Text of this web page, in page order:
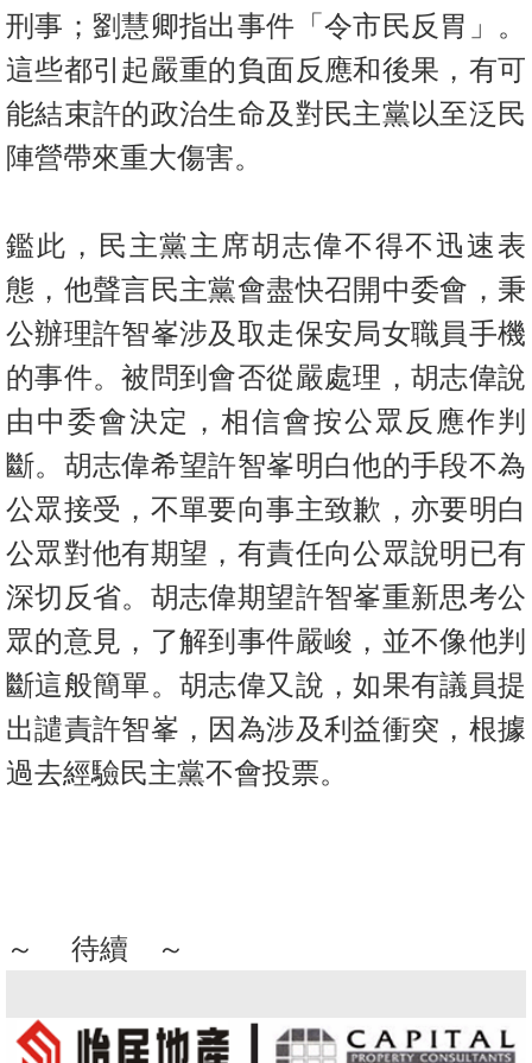
刑事；劉慧卿指出事件「令市民反胃」。
這些都引起嚴重的負面反應和後果，有可
能結束許的政治生命及對民主黨以至泛民
陣營帶來重大傷害。
鑑此，民主黨主席胡志偉不得不迅速表
態，他聲言民主黨會盡快召開中委會，秉
公辦理許智峯涉及取走保安局女職員手機
的事件。被問到會否從嚴處理，胡志偉說
由中委會決定，相信會按公眾反應作判
斷。胡志偉希望許智峯明白他的手段不為
公眾接受，不單要向事主致歉，亦要明白
公眾對他有期望，有責任向公眾說明已有
深切反省。胡志偉期望許智峯重新思考公
眾的意見，了解到事件嚴峻，並不像他判
斷這般簡單。胡志偉又說，如果有議員提
出譴責許智峯，因為涉及利益衝突，根據
過去經驗民主黨不會投票。
～ 待續 ～